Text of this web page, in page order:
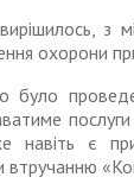
з
охорони
було
навіть є
втручанню